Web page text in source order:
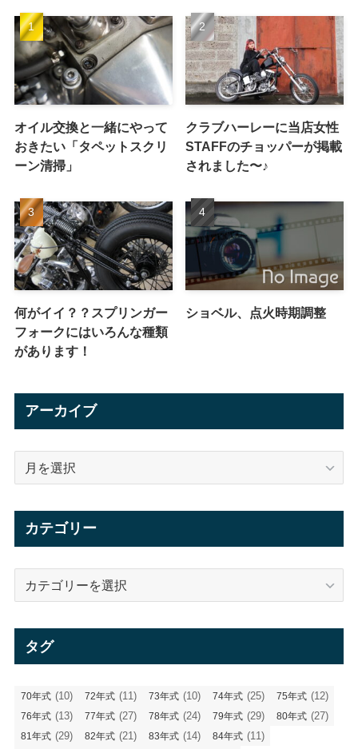
オイル交換と一緒にやって
おきたい「タペットスクリ
ーン清掃」
クラブハーレーに当店女性
STAFFのチョッパーが掲載
されました〜♪
何がイイ？？スプリンガー
フォークにはいろんな種類
があります！
ショベル、点火時期調整
アーカイブ
カテゴリー
タグ
70年式 (10) 72年式 (11) 73年式 (10) 74年式 (25) 75年式 (12)
76年式 (13) 77年式 (27) 78年式 (24) 79年式 (29) 80年式 (27)
81年式 (29) 82年式 (21) 83年式 (14) 84年式 (11)